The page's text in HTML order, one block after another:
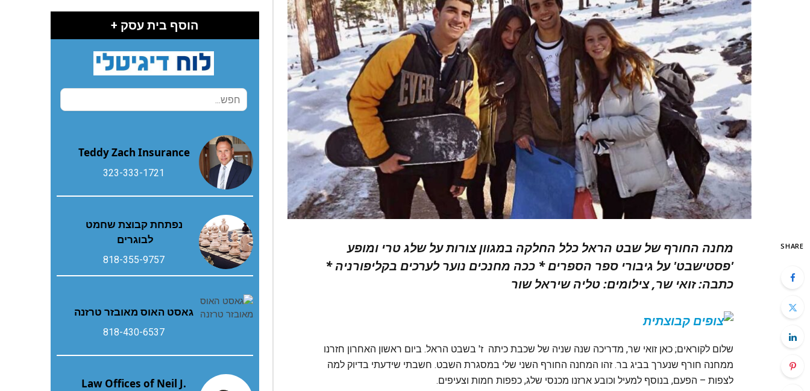
SHARE
מחנה החורף של שבט הראל כלל החלקה במגוון צורות על שלג טרי ומופע
'פסטישבט' על גיבורי ספר הספרים * ככה מחנכים נוער לערכים בקליפורניה *
כתבה:זואי שר,צילומים:טליה שיראל שור
שלום לקוראים; כאן זואי שר, מדריכה שנה שניה של שכבת כיתה ז' בשבט הראל. ביום ראשון האחרון חזרנו
ממחנה חורף שנערך בביג בר. זהו המחנה החורף השני שלי במסגרת השבט. חשבתי שידעתי בדיוק למה
לצפות – הפעם, בנוסף למעיל וכובע ארזנו מכנסי שלג, כפפות חמות וצעיפים.
הוסף בית עסק +
Teddy Zach Insurance
323-333-1721
נפתחת קבוצת שחמט
לבוגרים
818-355-9757
גאסט‭ ‬האוס‭ ‬מאובזר‭ ‬טרזנה
818-430-6537
Law Offices of Neil J.